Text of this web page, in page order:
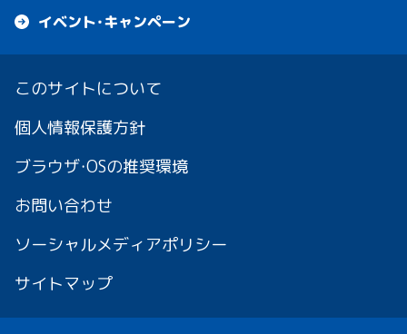
イベント・キャンペーン
このサイトについて
個人情報保護方針
ブラウザ・OSの推奨環境
お問い合わせ
ソーシャルメディアポリシー
サイトマップ